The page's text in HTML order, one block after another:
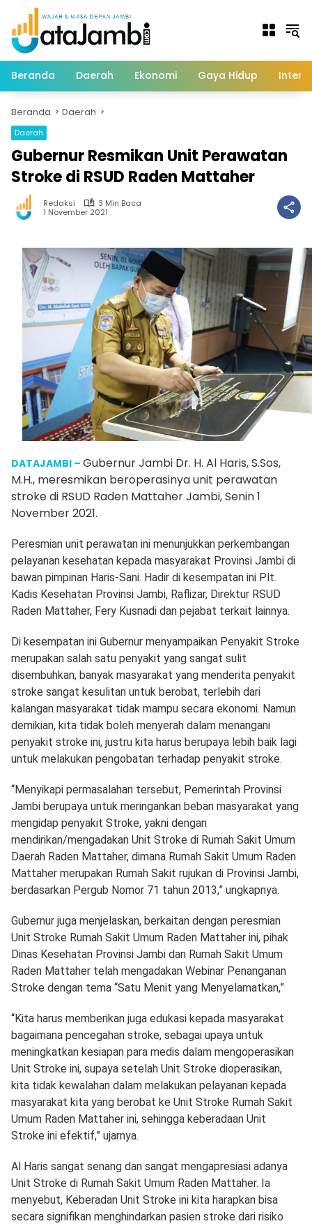
Langsung
konten
Beranda Daerah Ekonomi Gaya Hidup
Beranda Daerah
Daerah
Gubernur Resmikan Unit Perawatan
Stroke di RSUD Raden Mattaher
Redaksi
3 Min Baca
1 November 2021
DATAJAMBI – Gubernur Jambi Dr. H. Al Haris, S.Sos,
M.H., meresmikan beroperasinya unit perawatan
stroke di RSUD Raden Mattaher Jambi, Senin 1
November 2021.
Peresmian unit perawatan ini menunjukkan perkembangan
pelayanan kesehatan kepada masyarakat Provinsi Jambi di
bawan pimpinan Haris-Sani. Hadir di kesempatan ini Plt.
Kadis Kesehatan Provinsi Jambi, Raflizar, Direktur RSUD
Raden Mattaher, Fery Kusnadi dan pejabat terkait lainnya.
Di kesempatan ini Gubernur menyampaikan Penyakit Stroke
merupakan salah satu penyakit yang sangat sulit
disembuhkan, banyak masyarakat yang menderita penyakit
stroke sangat kesulitan untuk berobat, terlebih dari
kalangan masyarakat tidak mampu secara ekonomi. Namun
demikian, kita tidak boleh menyerah dalam menangani
penyakit stroke ini, justru kita harus berupaya lebih baik lagi
untuk melakukan pengobatan terhadap penyakit stroke.
“Menyikapi permasalahan tersebut, Pemerintah Provinsi
Jambi berupaya untuk meringankan beban masyarakat yang
mengidap penyakit Stroke, yakni dengan
mendirikan/mengadakan Unit Stroke di Rumah Sakit Umum
Daerah Raden Mattaher, dimana Rumah Sakit Umum Raden
Mattaher merupakan Rumah Sakit rujukan di Provinsi Jambi,
berdasarkan Pergub Nomor 71 tahun 2013,” ungkapnya.
Gubernur juga menjelaskan, berkaitan dengan peresmian
Unit Stroke Rumah Sakit Umum Raden Mattaher ini, pihak
Dinas Kesehatan Provinsi Jambi dan Rumah Sakit Umum
Raden Mattaher telah mengadakan Webinar Penanganan
Stroke dengan tema “Satu Menit yang Menyelamatkan,”
“Kita harus memberikan juga edukasi kepada masyarakat
bagaimana pencegahan stroke, sebagai upaya untuk
meningkatkan kesiapan para medis dalam mengoperasikan
Unit Stroke ini, supaya setelah Unit Stroke dioperasikan,
kita tidak kewalahan dalam melakukan pelayanan kepada
masyarakat kita yang berobat ke Unit Stroke Rumah Sakit
Umum Raden Mattaher ini, sehingga keberadaan Unit
Stroke ini efektif,” ujarnya.
Al Haris sangat senang dan sangat mengapresiasi adanya
Unit Stroke di Rumah Sakit Umum Raden Mattaher. Ia
menyebut, Keberadan Unit Stroke ini kita harapkan bisa
secara signifikan menghindarkan pasien stroke dari risiko